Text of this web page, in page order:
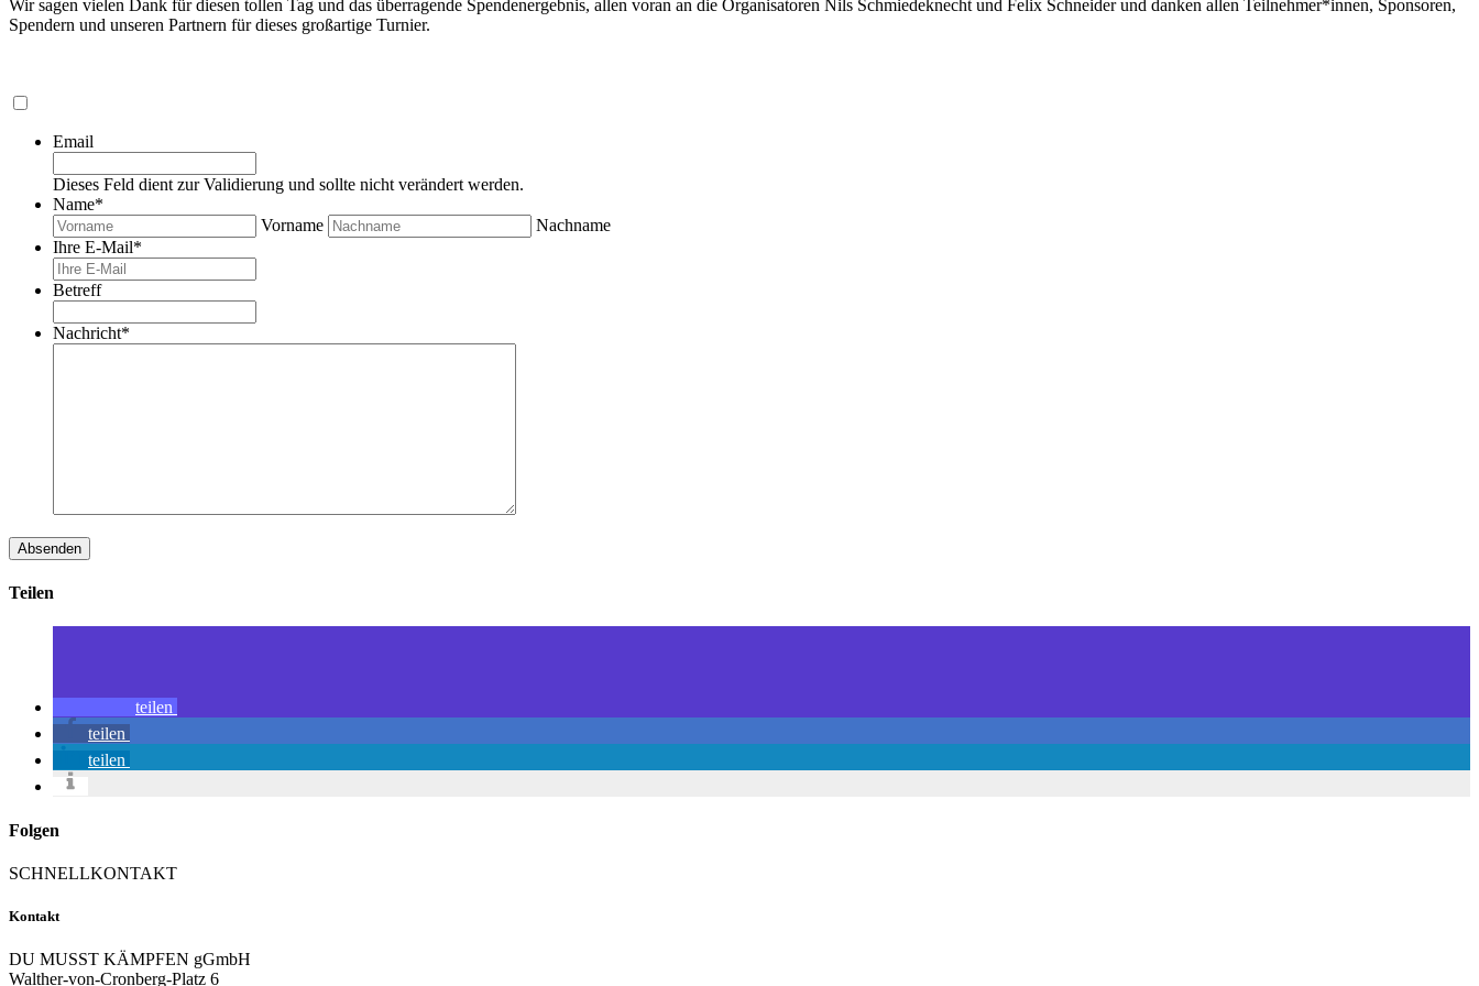
Wir sagen vielen Dank für diesen tollen Tag und das überragende Spendenergebnis, allen voran an die Organisatoren Nils Schmiedeknecht und Felix Schneider und danken allen Teilnehmer*innen, Sponsoren,
Spendern und unseren Partnern für dieses großartige Turnier.
Email
Dieses Feld dient zur Validierung und sollte nicht verändert werden.
Name*
Vorname
Nachname
Ihre E-Mail*
Betreff
Nachricht*
Teilen
teilen
teilen
teilen
Folgen
SCHNELLKONTAKT
Kontakt
DU MUSST KÄMPFEN gGmbH
Walther-von-Cronberg-Platz 6